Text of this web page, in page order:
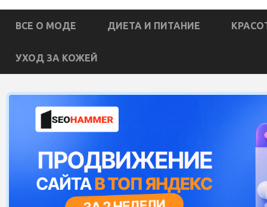
ВСЕ О МОДЕ ДИЕТА И ПИТАНИЕ
УХОД ЗА КОЖЕЙ